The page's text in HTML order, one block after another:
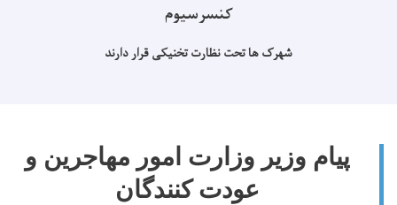
کنسرسیوم
شهرک ها تحت نظارت تخنیکی قرار دارند
پیام وزیر وزارت امور مهاجرین و
عودت کنندگان